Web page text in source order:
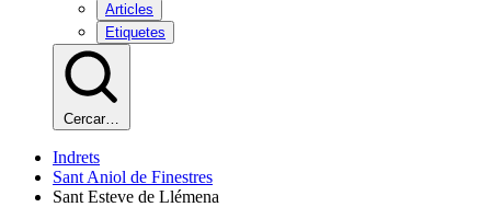
Articles
Etiquetes
Cercar…
Indrets
Sant Aniol de Finestres
Sant Esteve de Llémena